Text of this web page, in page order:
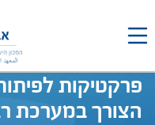
פרקטיקות
הצורך במערכת